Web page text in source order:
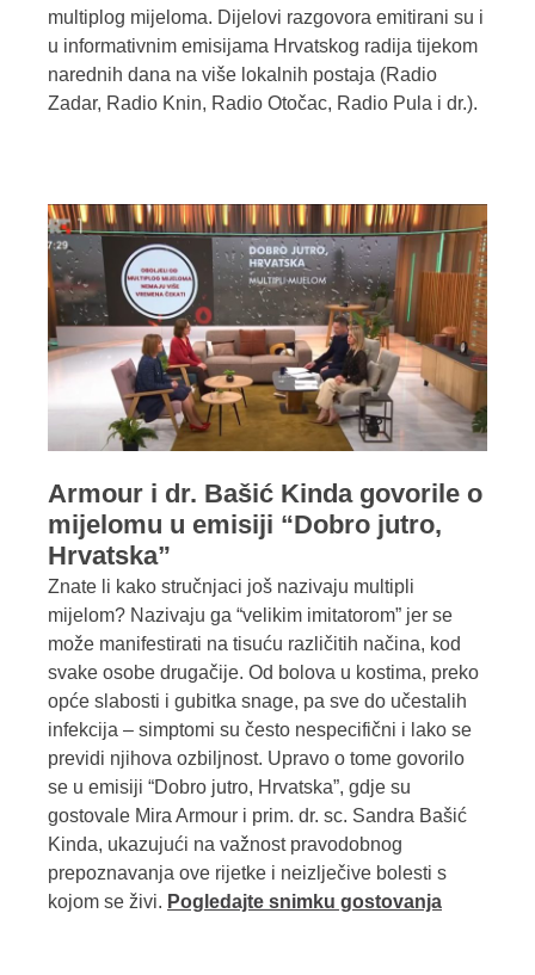
multiplog mijeloma. Dijelovi razgovora emitirani su i
u informativnim emisijama Hrvatskog radija tijekom
narednih dana na više lokalnih postaja (Radio
Zadar, Radio Knin, Radio Otočac, Radio Pula i dr.).
Armour i dr. Bašić Kinda govorile o
mijelomu u emisiji “Dobro jutro,
Hrvatska”
Znate li kako stručnjaci još nazivaju multipli
mijelom? Nazivaju ga “velikim imitatorom” jer se
može manifestirati na tisuću različitih načina, kod
svake osobe drugačije. Od bolova u kostima, preko
opće slabosti i gubitka snage, pa sve do učestalih
infekcija – simptomi su često nespecifični i lako se
previdi njihova ozbiljnost. Upravo o tome govorilo
se u emisiji “Dobro jutro, Hrvatska”, gdje su
gostovale Mira Armour i prim. dr. sc. Sandra Bašić
Kinda, ukazujući na važnost pravodobnog
prepoznavanja ove rijetke i neizlječive bolesti s
kojom se živi. Pogledajte snimku gostovanja